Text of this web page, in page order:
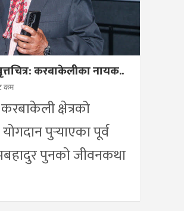
करबाकेलीका नायक..
कम
क्षेत्रको
पुर्‍याएका पूर्व
पुनको जीवनकथा